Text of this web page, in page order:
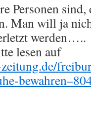
Personen
Man will ja
werden…..
lesen auf